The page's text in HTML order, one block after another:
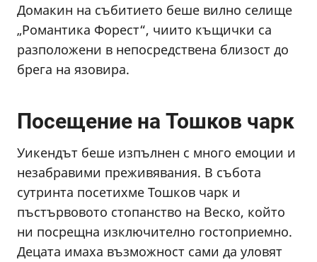
Домакин на събитието беше вилно селище
„Романтика Форест“, чиито къщички са
разположени в непосредствена близост до
брега на язовира.
Посещение на Тошков чарк
Уикендът беше изпълнен с много емоции и
незабравими преживявания. В събота
сутринта посетихме Тошков чарк и
пъстървовото стопанство на Веско, който
ни посрещна изключително гостоприемно.
Децата имаха възможност сами да уловят